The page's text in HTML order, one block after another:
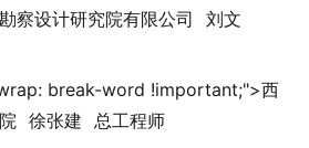
察设计研究院有限公司
刘文
break-word !important;">西
徐张建
总工程师